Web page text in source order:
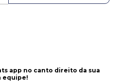
app no canto direito da sua
equipe!